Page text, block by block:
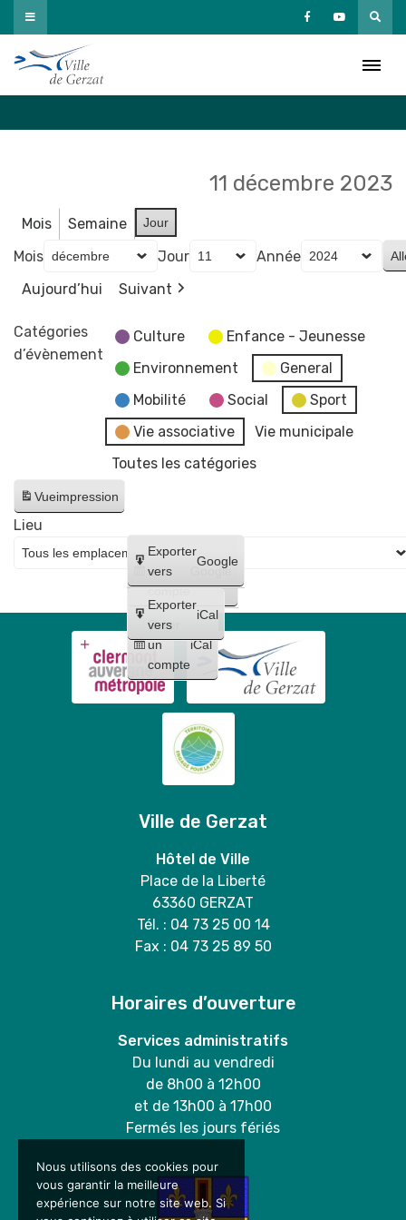
Passer
au
contenu
11 décembre 2023
Mois Semaine Jour
Mois Jour
Année
Aujourd’hui
Suivant
Catégories
d’évènement
Culture
Enfance - Jeunesse
Environnement
General
Mobilité
Social
Sport
Vie associative
Vie municipale
Toutes les catégories
Vueimpression
Créer
un
compte
Google
Créer
un
compte
iCal
Exporter
vers
Google
Exporter
vers
iCal
Lieu
Ville de Gerzat
Hôtel de Ville
Place de la Liberté
63360 GERZAT
Tél. : 04 73 25 00 14
Fax : 04 73 25 89 50
Horaires d’ouverture
Services administratifs
Du lundi au vendredi
de 8h00 à 12h00
et de 13h00 à 17h00
Fermés les jours fériés
Nous utilisons des cookies pour
vous garantir la meilleure
expérience sur notre site web. Si